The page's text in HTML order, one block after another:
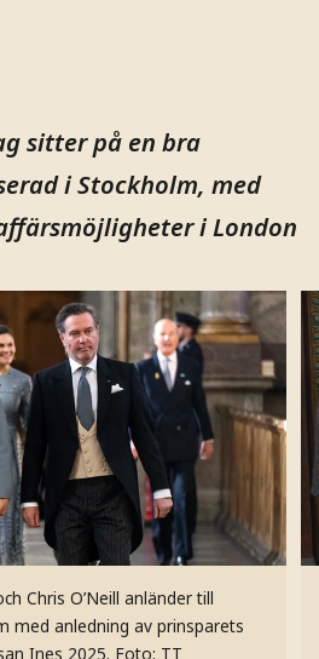
sitter på en bra
i Stockholm, med
i London
Chris O’Neill anländer till
med anledning av prinsparets
Ines 2025. Foto: TT